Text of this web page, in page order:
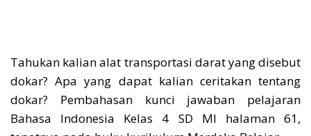
Tahukan kalian alat transportasi darat yang disebut
dokar? Apa yang dapat kalian ceritakan tentang
dokar? Pembahasan kunci jawaban pelajaran
Bahasa Indonesia Kelas 4 SD MI halaman 61,